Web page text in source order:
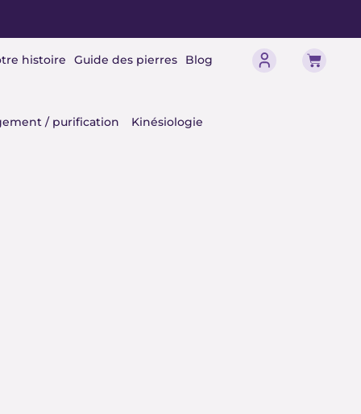
histoire Guide des pierres Blog Panier
/ purification Kinésiologie